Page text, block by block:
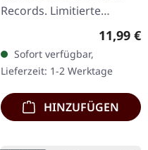
Records. Limitierte
Auflage als CD im DigiPak.
Exemplare. Goath kehren
mit ihrem…
11,99 €
Sofort verfügbar,
Lieferzeit: 1-2 Werktage
HINZUFÜGEN